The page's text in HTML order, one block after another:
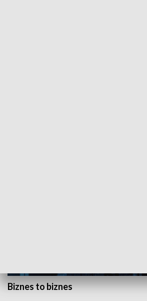
Biznes to biznes